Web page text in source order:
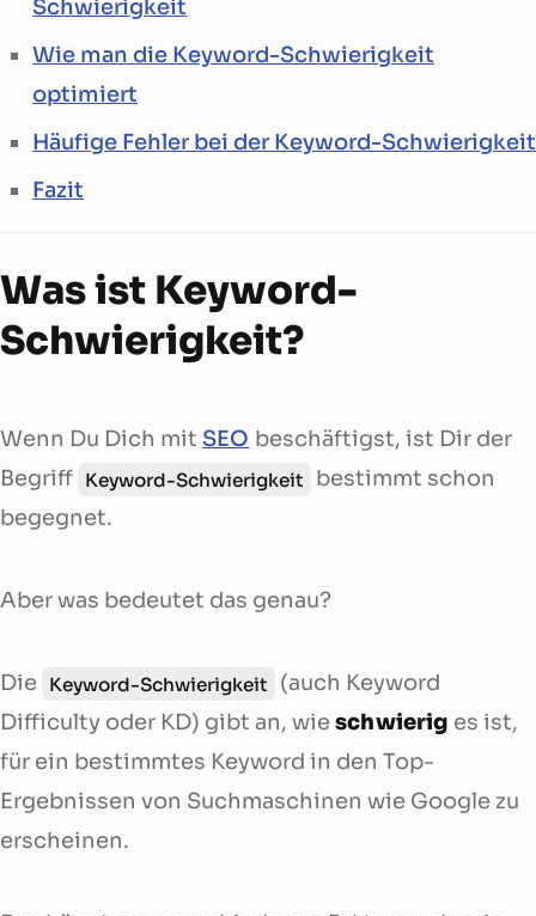
Schwierigkeit
Wie man die Keyword-Schwierigkeit
optimiert
Häufige Fehler bei der Keyword-Schwierigkeit
Fazit
Was ist Keyword-
Schwierigkeit?
Wenn Du Dich mit SEO beschäftigst, ist Dir der
Begriff Keyword-Schwierigkeit
bestimmt schon
begegnet.
Aber was bedeutet das genau?
Die Keyword-Schwierigkeit
(auch Keyword
Difficulty oder KD) gibt an, wieschwierig es ist,
für ein bestimmtes Keyword in den Top-
Ergebnissen von Suchmaschinen wie Google zu
erscheinen.